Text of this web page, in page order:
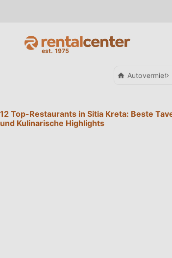
12 Top-Restaurants in Sitia Kreta: Beste
und Kulinarische Highlights